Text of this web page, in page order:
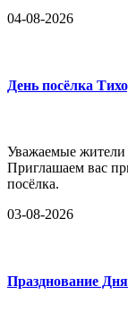
04-08-2026
День посёлка
Уважаемые жители
Приглашаем вас
посёлка.
03-08-2026
Празднование